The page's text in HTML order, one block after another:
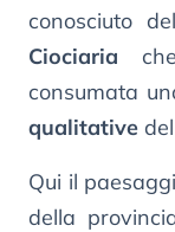
conosciuto
Ciociaria
consumata
qualitative
Qui il
della